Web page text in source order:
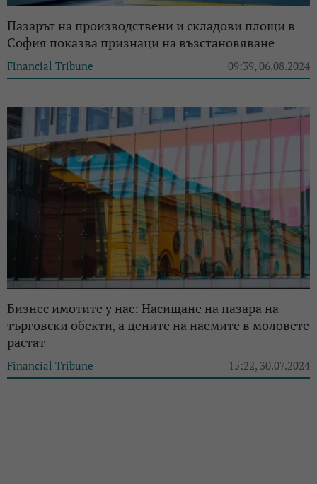
Пазарът на производствени и складови площи в
София показва признаци на възстановяване
Financial Tribune 09:39, 06.08.2024
Бизнес имотите у нас: Насищане на пазара на
търговски обекти, а цените на наемите в моловете
растат
Financial Tribune 15:22, 30.07.2024